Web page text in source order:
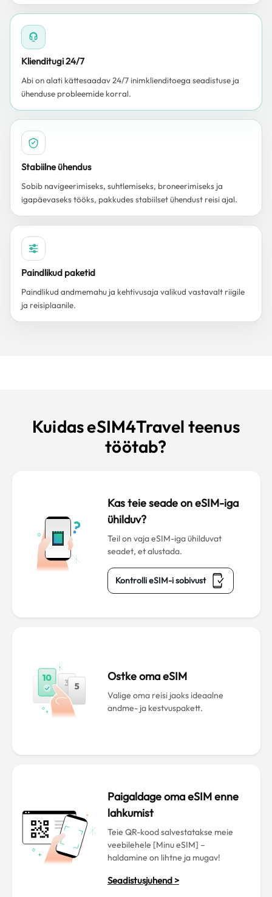
Klienditugi 24/7
Abi on alati kättesaadav 24/7 inimklienditoega seadistuse ja
ühenduse probleemide korral.
Stabiilne ühendus
Sobib navigeerimiseks, suhtlemiseks, broneerimiseks ja
igapäevaseks tööks, pakkudes stabiilset ühendust reisi ajal.
Paindlikud paketid
Paindlikud andmemahu ja kehtivusaja valikud vastavalt riigile
ja reisiplaanile.
Kuidas eSIM4Travel teenus
töötab?
Kas teie seade on eSIM-iga
ühilduv?
Teil on vaja eSIM-iga ühilduvat
seadet, et alustada.
Kontrolli eSIM-i sobivust
Ostke oma eSIM
Valige oma reisi jaoks ideaalne
andme- ja kestvuspakett.
Paigaldage oma eSIM enne
lahkumist
Teie QR-kood salvestatakse meie
veebilehele [Minu eSIM] –
haldamine on lihtne ja mugav!
Seadistusjuhend >